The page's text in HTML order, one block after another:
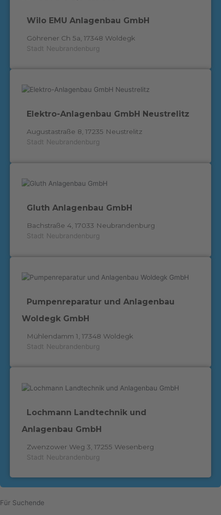
Wilo EMU Anlagenbau GmbH
Göhrener Ch 5a, 17348 Woldegk
Stadt Neubrandenburg
Elektro-Anlagenbau GmbH Neustrelitz
Augustastraße 8, 17235 Neustrelitz
Stadt Neubrandenburg
Gluth Anlagenbau GmbH
Bachstraße 4, 17033 Neubrandenburg
Stadt Neubrandenburg
Pumpenreparatur und Anlagenbau
Woldegk GmbH
Mühlendamm 1, 17348 Woldegk
Stadt Neubrandenburg
Lochmann Landtechnik und
Anlagenbau GmbH
Zwenzower Weg 3, 17255 Wesenberg
Stadt Neubrandenburg
Für Suchende